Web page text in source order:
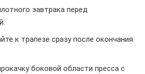
завтрака перед
к трапезе сразу после окончания
боковой области пресса с